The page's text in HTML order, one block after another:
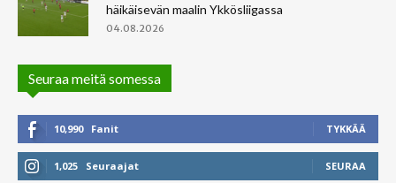
häikäisevän maalin Ykkösliigassa
04.08.2026
Seuraa meitä somessa
10,990 Fanit TYKKÄÄ
1,025 Seuraajat SEURAA